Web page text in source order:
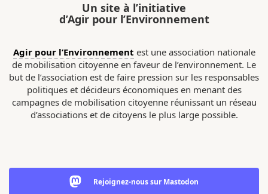
Un site à l’initiative
d’Agir pour l’Environnement
Agir pour l’Environnement est une association nationale
de mobilisation citoyenne en faveur de l’environnement. Le
but de l’association est de faire pression sur les responsables
politiques et décideurs économiques en menant des
campagnes de mobilisation citoyenne réunissant un réseau
d’associations et de citoyens le plus large possible.
Rejoignez-nous sur Mastodon